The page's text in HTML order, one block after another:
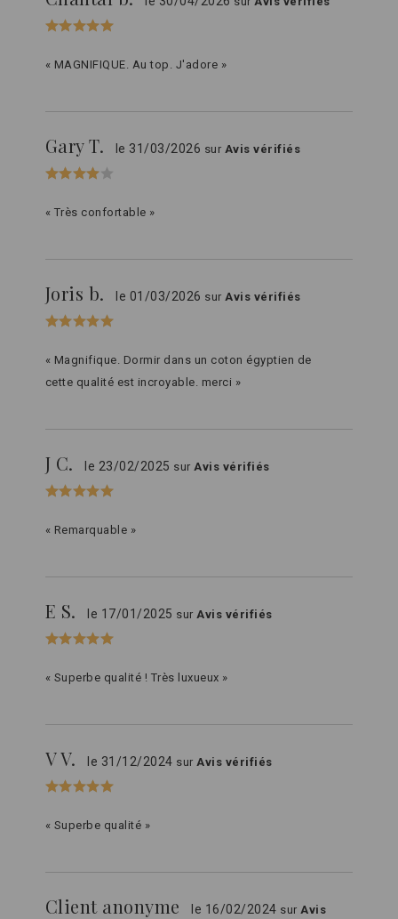
« MAGNIFIQUE. Au top. J'adore »
Gary T. le 31/03/2026 sur Avis vérifiés
« Très confortable »
Joris b. le 01/03/2026 surAvis vérifiés
« Magnifique. Dormir dans un coton égyptien de
cette qualité est incroyable. merci »
J C. le 23/02/2025 surAvis vérifiés
« Remarquable »
E S. le 17/01/2025 surAvis vérifiés
« Superbe qualité ! Très luxueux »
V V. le 31/12/2024 surAvis vérifiés
« Superbe qualité »
Client anonyme le 16/02/2024 surAvis